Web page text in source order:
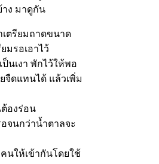
าง มาดูกัน
เตรียมถาดขนาด
มรอเอาไว้
นเงา พักไว้ให้พอ
จืดแทนได้ แล้วเพิ่ม
องร่อน
จนกว่าน้ำตาลจะ
นให้เข้ากันโดยใช้